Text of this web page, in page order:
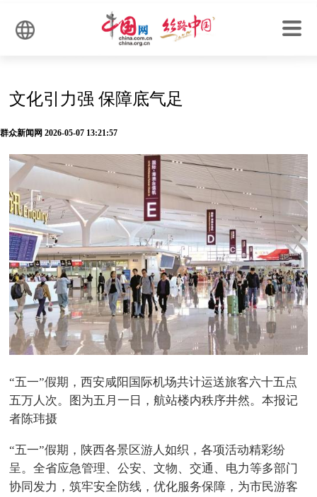
文化引力强 保障底气足
群众新闻网 2026-05-07 13:21:57
“五一”假期，西安咸阳国际机场共计运送旅客六十五点
五万人次。图为五月一日，航站楼内秩序井然。本报记
者陈玮摄
“五一”假期，陕西各景区游人如织，各项活动精彩纷
呈。全省应急管理、公安、文物、交通、电力等多部门
协同发力，筑牢安全防线，优化服务保障，为市民游客